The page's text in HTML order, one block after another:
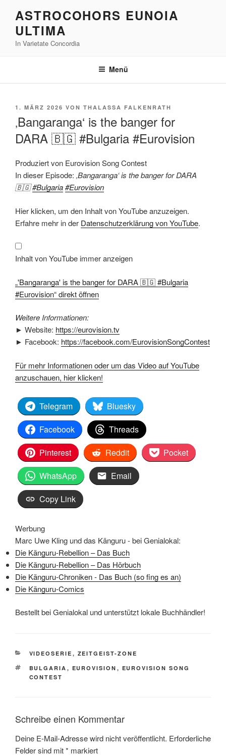
Inhalt
springen
ASTROCOHORS EUNOIA
ULTIMA
In Varietate Concordia
Menü
VERÖFFENTLICHT
1. MÄRZ 2026 VON THALASSA FALKENRATH
‚Bangaranga‘ is the banger for
DARA 🇧🇬 #Bulgaria #Eurovision
Produziert von Eurovision Song Contest
In dieser Episode: ‚Bangaranga‘ is the banger for DARA
🇧🇬#Bulgaria#Eurovision
„'Bangaranga'
is
the
banger
DARA
🇧🇬
#Bulgaria
#Eurovision“
YouTube
anzeigen
Hier klicken, um den Inhalt von YouTube anzuzeigen.
Erfahre mehr in der Datenschutzerklärung von YouTube.
Inhalt von YouTube immer anzeigen
„'Bangaranga' is the banger for DARA 🇧🇬 #Bulgaria
#Eurovision“ direkt öffnen
Weitere Informationen:
► Website: https://eurovision.tv
► Facebook: https://facebook.com/EurovisionSongContest
Für mehr Informationen oder um das Video auf YouTube
anzuschauen, hier klicken!
Telegram
Bluesky
Facebook
Threads
Pinterest
Reddit
Pocket
WhatsApp
Email
Copy Link
Werbung
Marc Uwe Kling und das Känguru - bei Genialokal:
Die Känguru-Rebellion – Das Buch
Die Känguru-Rebellion – Das Hörbuch
Die Känguru-Chroniken - Das Buch (so fing es an)
Die Känguru-Comics
Bestellt bei Genialokal und unterstützt lokale Buchhändler!
KATEGORIEN
VIDEOSERIE , ZEITGEIST-ZONE
SCHLAGWÖRTER
BULGARIA , EUROVISION , EUROVISION SONG
CONTEST
Schreibe einen Kommentar
Deine E-Mail-Adresse wird nicht veröffentlicht. Erforderliche
Felder sind mit* markiert